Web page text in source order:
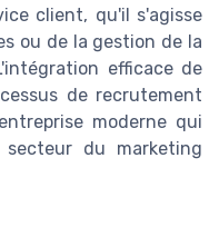
client, qu'il s'agisse
ou de la gestion de la
efficace de
de recrutement
moderne qui
du marketing